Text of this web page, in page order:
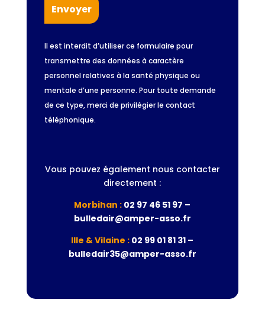
Il est interdit d’utiliser ce formulaire pour
transmettre des données à caractère
personnel relatives à la santé physique ou
mentale d’une personne. Pour toute demande
de ce type, merci de privilégier le contact
téléphonique.
Vous pouvez également nous contacter
directement :
Morbihan : 02 97 46 51 97 –
bulledair@amper-asso.fr
Ille & Vilaine : 02 99 01 81 31 –
bulledair35@amper-asso.fr